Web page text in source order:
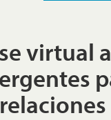
virtual